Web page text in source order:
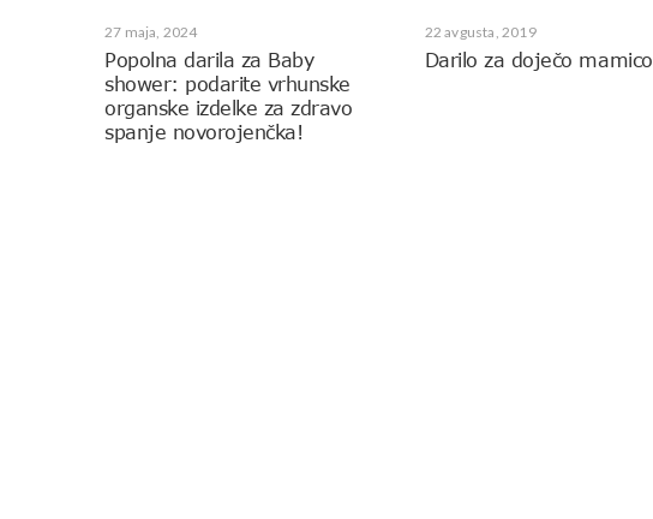
27 maja, 2024
Popolna darila za Baby
shower: podarite vrhunske
organske izdelke za zdravo
spanje novorojenčka!
22 avgusta, 2019
Darilo za doječo mamico